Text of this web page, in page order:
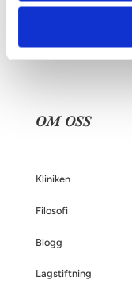
Om bröstförstoring
OM OSS
Kliniken
Filosofi
Blogg
Lagstiftning